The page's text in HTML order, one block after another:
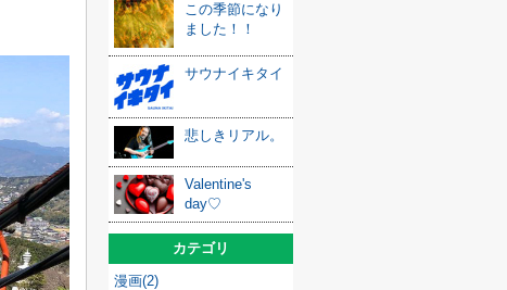
この季節になり
ました！！
サウナイキタイ
悲しきリアル。
Valentine's
day♡
カテゴリ
漫画(2)